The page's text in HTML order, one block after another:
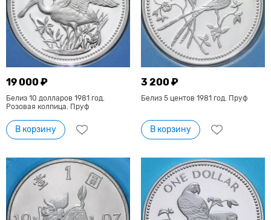
19 000 ₽
Белиз 10 долларов 1981 год.
Розовая колпица. Пруф
В корзину
3 200 ₽
Белиз 5 центов 1981 год. Пруф
В корзину